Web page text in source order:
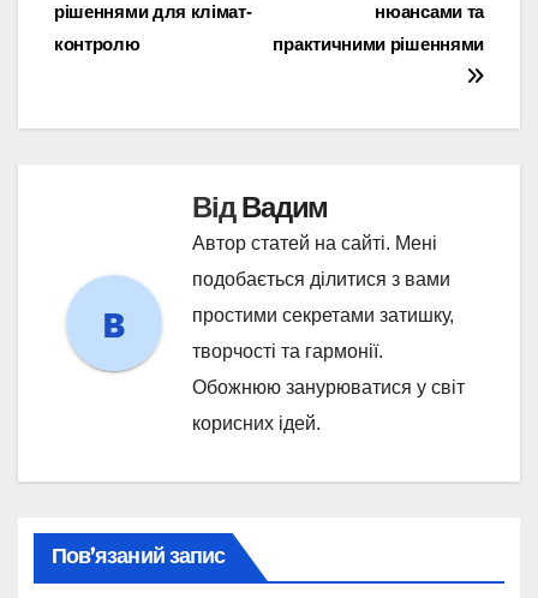
нюансами та
практичними рішеннями
рішеннями для клімат-
контролю
ВідВадим
Автор статей на сайті. Мені
подобається ділитися з вами
простими секретами затишку,
творчості та гармонії.
Обожнюю занурюватися у світ
корисних ідей.
Пов’язаний запис